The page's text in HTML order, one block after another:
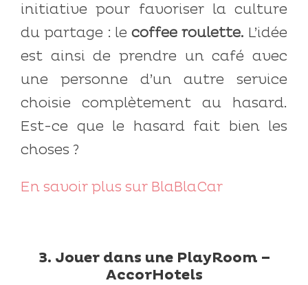
initiative pour favoriser la culture
du partage : lecoffee roulette. L’idée
est ainsi de prendre un café avec
une personne d’un autre service
choisie complètement au hasard.
Est-ce que le hasard fait bien les
choses ?
En savoir plus sur BlaBlaCar
3. Jouer dans une PlayRoom –
AccorHotels